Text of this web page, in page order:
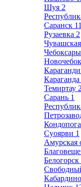
Шуя 2
Саранск 11
Рузаевка 2
Чебоксары
Караганда
Темиртау 2
Сарань 1
Кондопога
Суоярви 1
Амурская
Белогорск